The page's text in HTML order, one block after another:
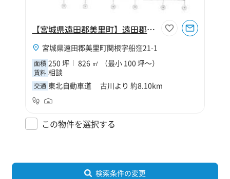
【宮城県遠田郡美里町】遠田郡美里町関根字船窪倉庫【寄託】
宮城県遠田郡美里町関根字船窪21-1
面積 250 坪 826 ㎡ （最小 100 坪～）
賃料 相談
交通 東北自動車道 古川より 約8.10km
この物件を選択する
検索条件の変更